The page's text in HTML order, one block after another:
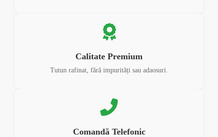
Calitate Premium
Tutun rafinat, fără impurități sau adaosuri.
Comandă Telefonic